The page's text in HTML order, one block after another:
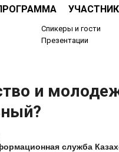
Спикеры и гости
Презентации
и
служба